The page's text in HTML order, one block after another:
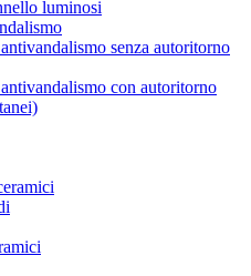
luminosi
senza autoritorno
con autoritorno